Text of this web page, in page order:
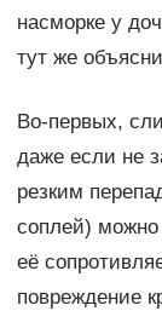
насморке у
тут же
Во-первых,
даже если не
резким
соплей)
её
повреждение